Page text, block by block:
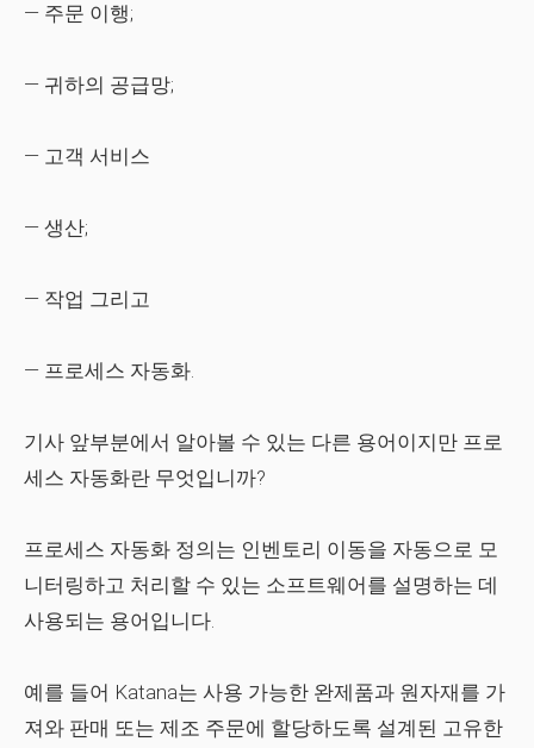
— 주문 이행;
— 귀하의 공급망;
— 고객 서비스
— 생산;
— 작업 그리고
— 프로세스 자동화.
기사 앞부분에서 알아볼 수 있는 다른 용어이지만 프로
세스 자동화란 무엇입니까?
프로세스 자동화 정의는 인벤토리 이동을 자동으로 모
니터링하고 처리할 수 있는 소프트웨어를 설명하는 데
사용되는 용어입니다.
예를 들어 Katana는 사용 가능한 완제품과 원자재를 가
져와 판매 또는 제조 주문에 할당하도록 설계된 고유한